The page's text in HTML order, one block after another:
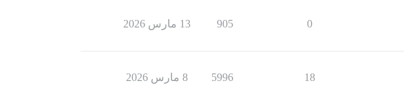
0
905 13 مارس 2026
18
5996 8 مارس 2026